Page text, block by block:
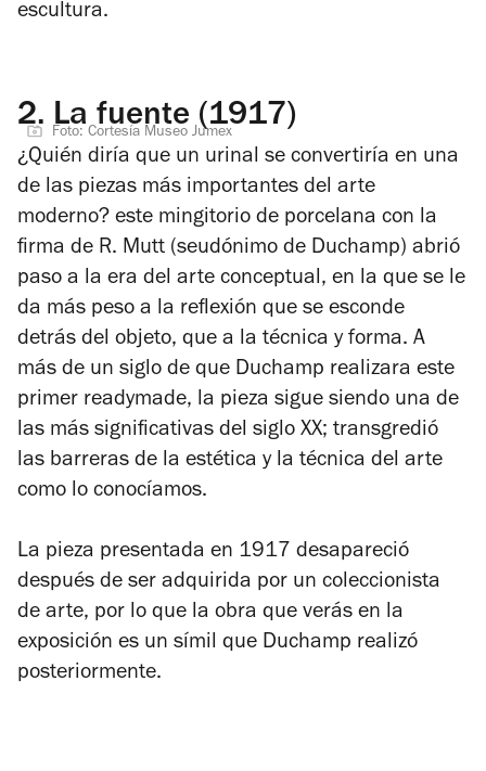
escultura.
2. La fuente (1917)
Foto: Cortesía Museo Jumex
¿Quién diría que un urinal se convertiría en una
de las piezas más importantes del arte
moderno? este mingitorio de porcelana con la
firma de R. Mutt (seudónimo de Duchamp) abrió
paso a la era del arte conceptual, en la que se le
da más peso a la reflexión que se esconde
detrás del objeto, que a la técnica y forma. A
más de un siglo de que Duchamp realizara este
primer readymade, la pieza sigue siendo una de
las más significativas del siglo XX; transgredió
las barreras de la estética y la técnica del arte
como lo conocíamos.
La pieza presentada en 1917 desapareció
después de ser adquirida por un coleccionista
de arte, por lo que la obra que verás en la
exposición es un símil que Duchamp realizó
posteriormente.